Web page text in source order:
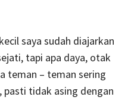
saya sudah diajarkan
tapi apa daya, otak
teman – teman sering
pasti tidak asing dengan